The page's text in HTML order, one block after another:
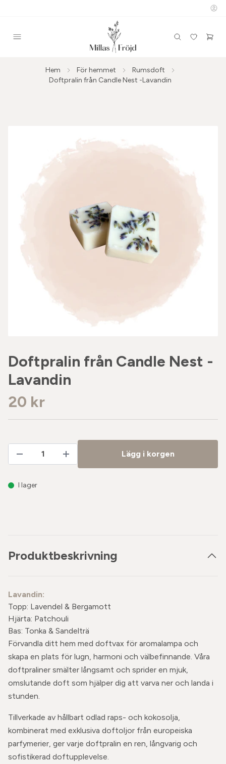
Hem För hemmet
Rumsdoft
Doftpralin från Candle Nest -Lavandin
Doftpralin från Candle Nest -
Lavandin
20 kr
Lägg i korgen
I lager
Produktbeskrivning
Lavandin:
Topp: Lavendel & Bergamott
Hjärta: Patchouli
Bas: Tonka & Sandelträ
Förvandla ditt hem med doftvax för aromalampa och
skapa en plats för lugn, harmoni och välbefinnande. Våra
doftpraliner smälter långsamt och sprider en mjuk,
omslutande doft som hjälper dig att varva ner och landa i
stunden.
Tillverkade av hållbart odlad raps- och kokosolja,
kombinerat med exklusiva doftoljor från europeiska
parfymerier, ger varje doftpralin en ren, långvarig och
sofistikerad doftupplevelse.